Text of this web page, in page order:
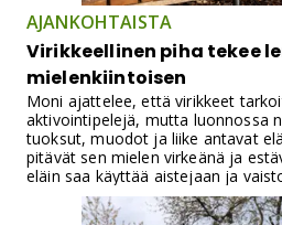
AJANKOHTAISTA
Virikkeellinen piha tekee
mielenkiintoisen
Moni ajattelee, että virikkeet
aktivointipelejä, mutta luonnossa
tuoksut, muodot ja liike antavat
pitävät sen mielen virkeänä ja
eläin saa käyttää aistejaan ja
rauhallisempana ja
kuin eläimen oma maailma –